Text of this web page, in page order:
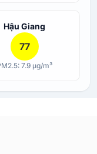
Hậu Giang
77
7.9 µg/m³